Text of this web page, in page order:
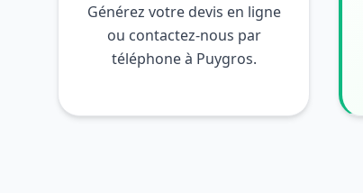
Générez votre devis en ligne
ou contactez-nous par
téléphone à Puygros.